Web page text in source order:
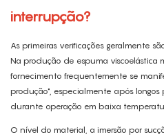
interrupção?
As primeiras verificações geralmente
Na produção de espuma viscoelástica
fornecimento frequentemente se
produção", especialmente após
durante operação em baixa
O nível do material, a imersão por